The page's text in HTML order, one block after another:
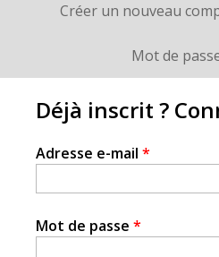
OngletsCréer un nouveau
Mot de
Déjà inscrit ?
Adresse e-mail *
Mot de passe *